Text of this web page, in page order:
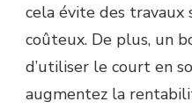
cela évite des travaux
coûteux. De plus, un
d’utiliser le court en
augmentez la